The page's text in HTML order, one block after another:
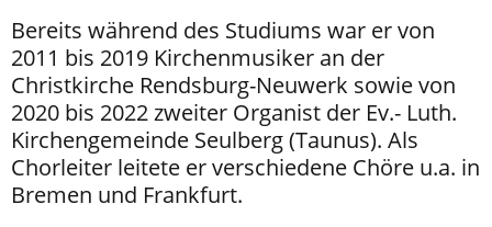
Bereits während des Studiums war er von
2011 bis 2019 Kirchenmusiker an der
Christkirche Rendsburg-Neuwerk sowie von
2020 bis 2022 zweiter Organist der Ev.- Luth.
Kirchengemeinde Seulberg (Taunus). Als
Chorleiter leitete er verschiedene Chöre u.a. in
Bremen und Frankfurt.